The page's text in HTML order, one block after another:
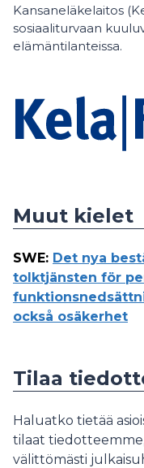
Kansaneläkelaitos
sosiaaliturvaan
elämäntilanteissa.
Muut kielet
SWE: Det nya
tolktjänsten för
också osäkerhet
Tilaa
Haluatko tietää
tilaat
välittömästi